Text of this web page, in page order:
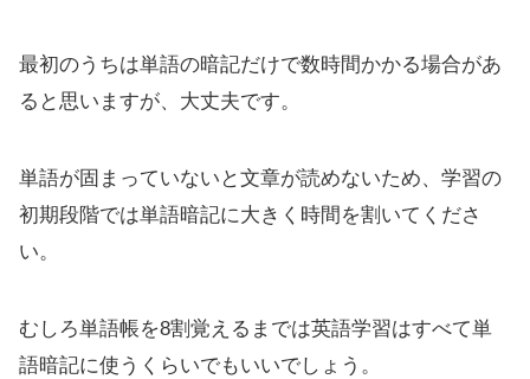
最初のうちは単語の暗記だけで数時間かかる場合があ
ると思いますが、大丈夫です。
単語が固まっていないと文章が読めないため、学習の
初期段階では単語暗記に大きく時間を割いてくださ
い。
むしろ単語帳を8割覚えるまでは英語学習はすべて単
語暗記に使うくらいでもいいでしょう。